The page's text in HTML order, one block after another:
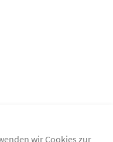
wir Cookies zur